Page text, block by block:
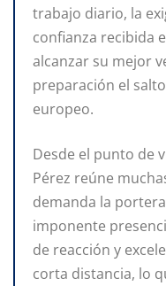
trabajo diario, la
confianza recibida
alcanzar su mejor
preparación el
europeo.
Desde el punto de
Pérez reúne
demanda la
imponente
de reacción y
corta distancia, lo